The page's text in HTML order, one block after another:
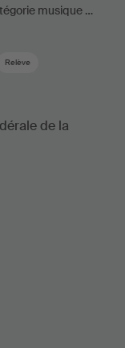
musique …
Relève